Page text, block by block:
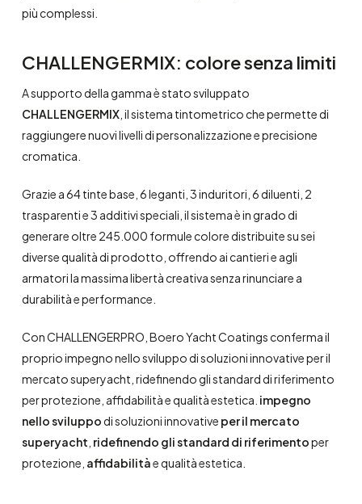
più complessi.
CHALLENGERMIX: colore senza limiti
A supporto della gamma è stato sviluppato
CHALLENGERMIX, il sistema tintometrico che permette di
raggiungere nuovi livelli di personalizzazione e precisione
cromatica.
Grazie a 64 tinte base, 6 leganti, 3 induritori, 6 diluenti, 2
trasparenti e 3 additivi speciali, il sistema è in grado di
generare oltre 245.000 formule colore distribuite su sei
diverse qualità di prodotto, offrendo ai cantieri e agli
armatori la massima libertà creativa senza rinunciare a
durabilità e performance.
Con CHALLENGERPRO, Boero Yacht Coatings conferma il
proprio impegno nello sviluppo di soluzioni innovative per il
mercato superyacht, ridefinendo gli standard di riferimento
per protezione, affidabilità e qualità estetica. impegno
nello sviluppodi soluzioni innovative per il mercato
superyacht ridefinendo gli standard di riferimentoper
protezione, affidabilitàe qualità estetica.